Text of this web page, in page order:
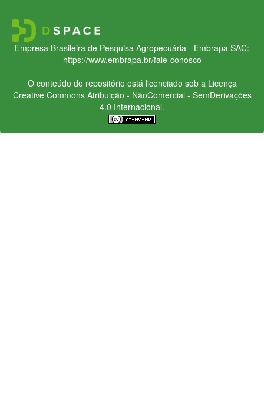
Empresa Brasileira de Pesquisa Agropecuária - Embrapa SAC:
https://www.embrapa.br/fale-conosco
O conteúdo do repositório está licenciado sob a Licença
Creative CommonsAtribuição - NãoComercial - SemDerivações
4.0 Internacional.